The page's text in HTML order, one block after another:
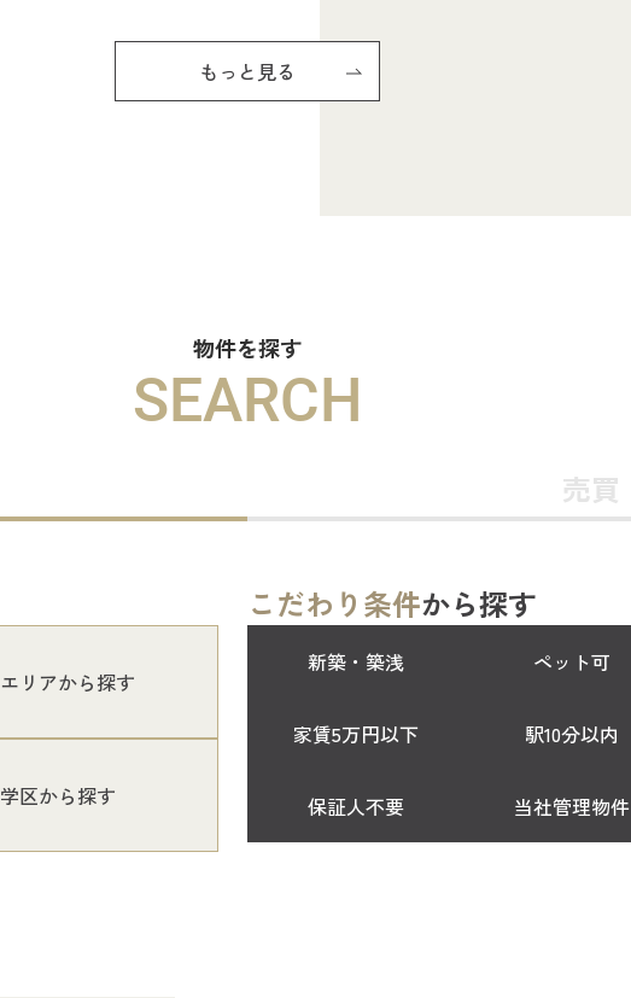
もっと見る
物件を探す
SEARCH
売買
エリアから探す
学区から探す
こだわり条件から探す
新築・築浅 ペット可
家賃5万円以下 駅10分以内
保証人不要 当社管理物件